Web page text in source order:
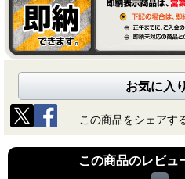
お気に入
この商品をシェアす
この商品のレビュ